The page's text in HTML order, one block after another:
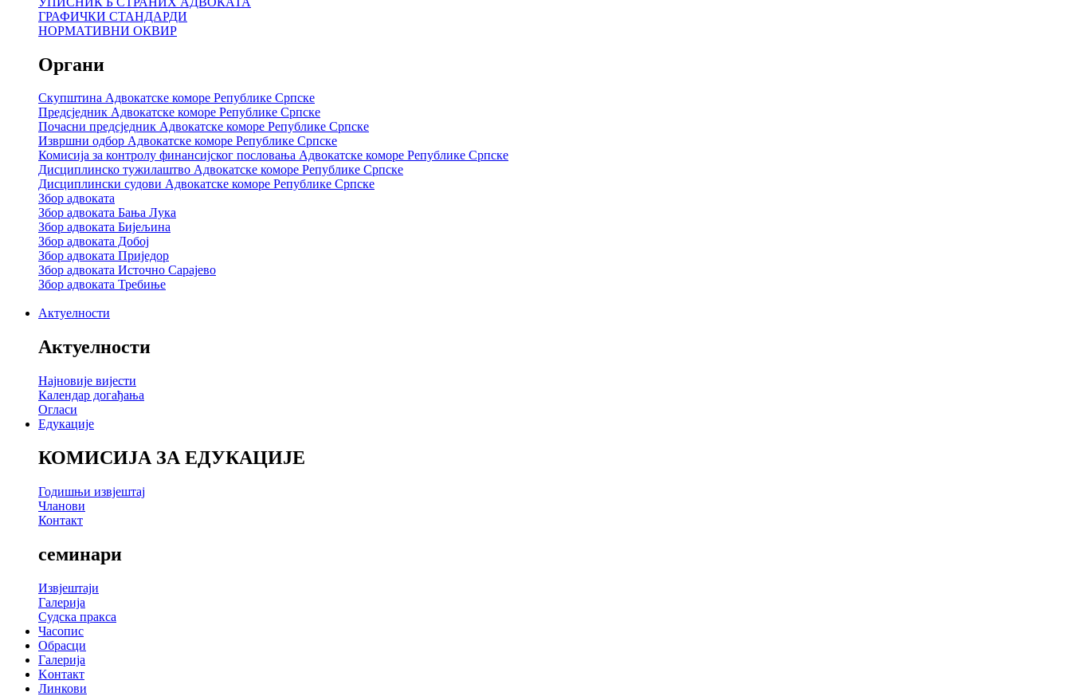
ГРАФИЧКИ СТАНДАРДИ
НОРМАТИВНИ ОКВИР
Органи
Скупштина Адвокатске коморе Републике Српске
Предсједник Адвокатске коморе Републике Српске
Почасни предсједник Адвокатске коморе Републике Српске
Извршни одбор Адвокатске коморе Републике Српске
Комисија за контролу финансијског пословања Адвокатске коморе Републике Српске
Дисциплинско тужилаштво Адвокатске коморе Републике Српске
Дисциплински судови Адвокатске коморе Републике Српске
Збор адвоката
Збор адвоката Бања Лука
Збор адвоката Бијељина
Збор адвоката Добој
Збор адвоката Приједор
Збор адвоката Источно Сарајево
Збор адвоката Требиње
Актуелности
Актуелности
Најновије вијести
Календар догађања
Огласи
Едукације
КОМИСИЈА ЗА ЕДУКАЦИЈЕ
Годишњи извјештај
Чланови
Контакт
семинари
Извјештаји
Галерија
Судска пракса
Часопис
Обрасци
Галерија
Kонтакт
Линкови